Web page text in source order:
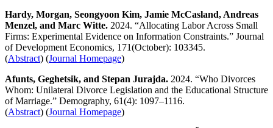
Hardy, Morgan, Seongyoon Kim, Jamie McCasland, Andreas
Menzel, and Marc Witte. 2024. “Allocating Labor Across Small
Firms: Experimental Evidence on Information Constraints.” Journal
of Development Economics, 171(October): 103345.
(Abstract) (Journal Homepage)
Afunts, Geghetsik, and Stepan Jurajda. 2024. “Who Divorces
Whom: Unilateral Divorce Legislation and the Educational Structure
of Marriage.” Demography, 61(4): 1097–1116.
(Abstract) (Journal Homepage)